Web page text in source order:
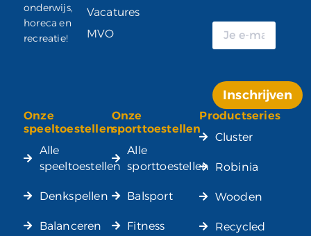
onderwijs,
horeca en
recreatie!
Vacatures
MVO
Inschrijven
Alternative:
Onze
speeltoestellen
Alle
speeltoestellen
Denkspellen
Balanceren
Onze
sporttoestellen
Alle
sporttoestellen
Balsport
Fitness
Productseries
Cluster
Robinia
Wooden
Recycled